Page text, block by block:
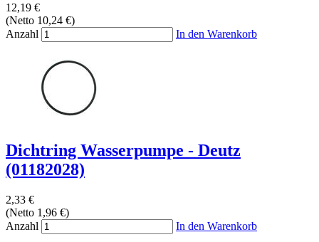
12,19 €
(Netto 10,24 €)
Anzahl
In den Warenkorb
Dichtring Wasserpumpe - Deutz
(01182028)
2,33 €
(Netto 1,96 €)
Anzahl
In den Warenkorb